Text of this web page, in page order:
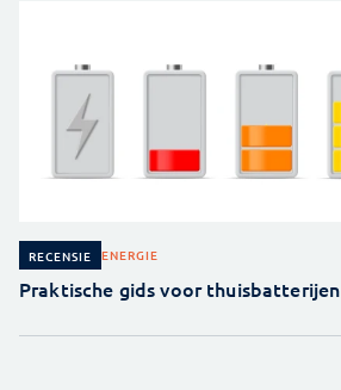
RECENSIE ENERGIE
Praktische gids voor thuisbatterijen